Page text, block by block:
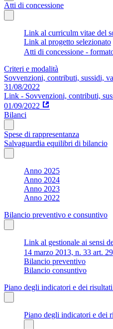
Atti di concessione
Link al curriculm vitae del
Link al progetto selezionato
Atti di concessione -
Criteri e modalità
Sovvenzioni, contributi, sussidi,
31/08/2022
Link - Sovvenzioni, contributi,
01/09/2022
Bilanci
Spese di rappresentanza
Salvaguardia equilibri di bilancio
Anno 2025
Anno 2024
Anno 2023
Anno 2022
Bilancio preventivo e consuntivo
Link al gestionale ai sensi
14 marzo 2013, n. 33 art.
Bilancio preventivo
Bilancio consuntivo
Piano degli indicatori e dei
Piano degli indicatori e dei